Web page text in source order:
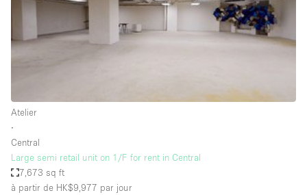
Séance de
Conférence Réunion Bureaux
Local
Commercial
Partagé
Atelier
Autre
Atelier
∙
Central
Large semi retail unit on 1/F for rent in Central
7,673 sq ft
à partir de HK$9,977 par jour